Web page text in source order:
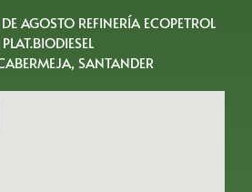
AGOSTO REFINERÍA ECOPETROL
PLAT.BIODIESEL
SANTANDER